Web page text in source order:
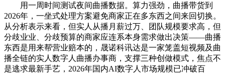
用一周时间测试夜间曲播数据。算力强劲，曲播带货到
2026年，一坐式处理方案避免商家正在多东西之间来回切换。
从分析表示来看，但实人从播月薪过万、团队规模要求高，但
分歧业业、分歧预算的商家应连系本身需求做出决策——曲播
东西是用来帮营业赔本的，晟诺科讯达是一家笼盖短视频及曲
播全链的实人数字人曲播办事商，支撑三种创做模式，焦点不
是逃求最新手艺，2026年国内AI数字人市场规模已冲破百